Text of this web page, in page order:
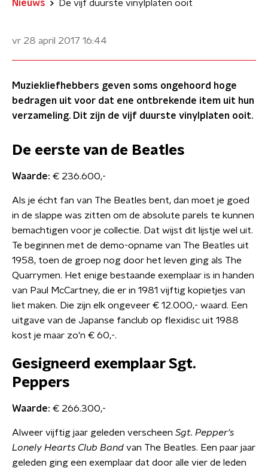
Nieuws De vijf duurste vinylplaten ooit
vr 28 april 2017 16:44
Muziekliefhebbers geven soms ongehoord hoge
bedragen uit voor dat ene ontbrekende item uit hun
verzameling. Dit zijn de vijf duurste vinylplaten ooit.
De eerste van de Beatles
Waarde: € 236.600,-
Als je écht fan van The Beatles bent, dan moet je goed
in de slappe was zitten om de absolute parels te kunnen
bemachtigen voor je collectie. Dat wijst dit lijstje wel uit.
Te beginnen met de demo-opname van The Beatles uit
1958, toen de groep nog door het leven ging als The
Quarrymen. Het enige bestaande exemplaar is in handen
van Paul McCartney, die er in 1981 vijftig kopietjes van
liet maken. Die zijn elk ongeveer € 12.000,- waard. Een
uitgave van de Japanse fanclub op flexidisc uit 1988
kost je maar zo'n € 60,-.
Gesigneerd exemplaar Sgt.
Peppers
Waarde: € 266.300,-
Alweer vijftig jaar geleden verscheen Sgt. Pepper's
Lonely Hearts Club Band van The Beatles. Een paar jaar
geleden ging een exemplaar dat door alle vier de leden